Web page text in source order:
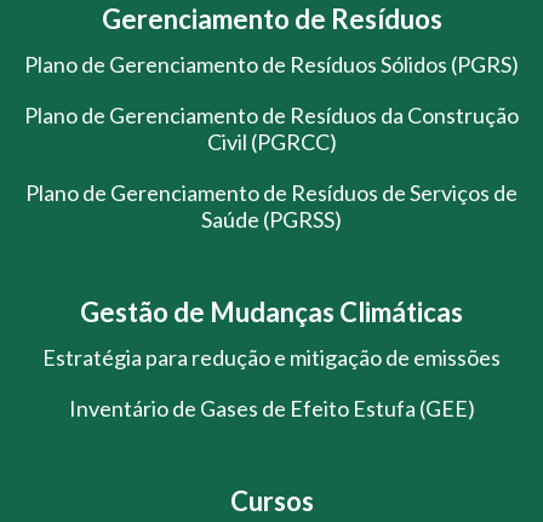
Gerenciamento de Resíduos
Plano de Gerenciamento de Resíduos Sólidos (PGRS)
Plano de Gerenciamento de Resíduos da Construção
Civil (PGRCC)
Plano de Gerenciamento de Resíduos de Serviços de
Saúde (PGRSS)
Gestão de Mudanças Climáticas
Estratégia para redução e mitigação de emissões
Inventário de Gases de Efeito Estufa (GEE)
Cursos